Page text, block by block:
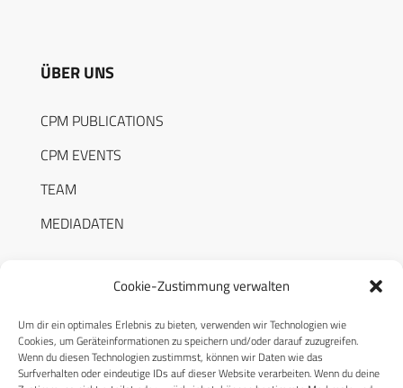
Cookie-Zustimmung verwalten
Um dir ein optimales Erlebnis zu bieten, verwenden wir Technologien wie
Cookies, um Geräteinformationen zu speichern und/oder darauf zuzugreifen.
Wenn du diesen Technologien zustimmst, können wir Daten wie das
Surfverhalten oder eindeutige IDs auf dieser Website verarbeiten. Wenn du deine
ÜBER UNS
CPM PUBLICATIONS
CPM EVENTS
TEAM
MEDIADATEN
RECHTLICHES
Datenschutzerklärung